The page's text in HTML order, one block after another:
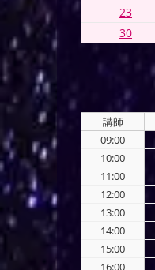
23
30
講師
09:00
10:00
11:00
12:00
13:00
14:00
15:00
16:00